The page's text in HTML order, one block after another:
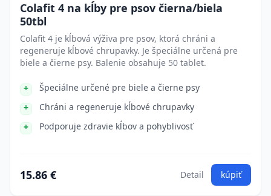
Colafit 4 na kĺby pre psov čierna/biela
50tbl
Colafit 4 je kĺbová výživa pre psov, ktorá chráni a
regeneruje kĺbové chrupavky. Je špeciálne určená pre
biele a čierne psy. Balenie obsahuje 50 tablet.
Špeciálne určené pre biele a čierne psy
Chráni a regeneruje kĺbové chrupavky
Podporuje zdravie kĺbov a pohyblivosť
15.86 € Detail kúpiť